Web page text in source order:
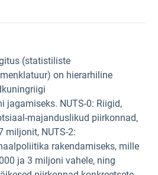
(statistiliste
on hierarhiline
jagamiseks. NUTS-0: Riigid,
majanduslikud piirkonnad,
miljonit, NUTS-2:
rakendamiseks, mille
ja 3 miljoni vahele, ning